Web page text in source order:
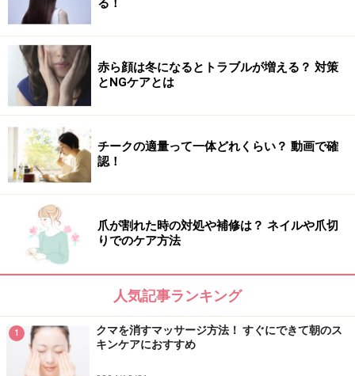
A・Bそれぞれ何個ありましたか？ 同数になった場合は照
明の具合を確認し、場所を変えるなどしてもう一度トラ
イしてみてください！
≫≫Aが多かった方のパーソナルカラーは……？
≫≫Bが多かった方のパーソナルカラーは……？
※記事内容は執筆時点のものです。最新の内容をご確認くださ
い。
※個人の体質、また、誤った方法による実践に起因して肌荒れや
不調を引き起こす場合があります。実践の際には、必ず自身の体
質及び健康状態を十分に考慮し、正しい方法で行ってください。
また、全ての方への有効性を保証するものではありません。
1/2 次のページへ
る！
赤ら顔は冬になるとトラブルが増える？ 対策
とNGケアとは
チークの適量って一体どれくらい？ 動画で確
認！
爪が割れた時の対処や補修は？ ネイルや爪切
りでのケア方法
人気記事ランキング
1
クマを消すマッサージ方法！ すぐにできて朝のス
キンケアにおすすめ